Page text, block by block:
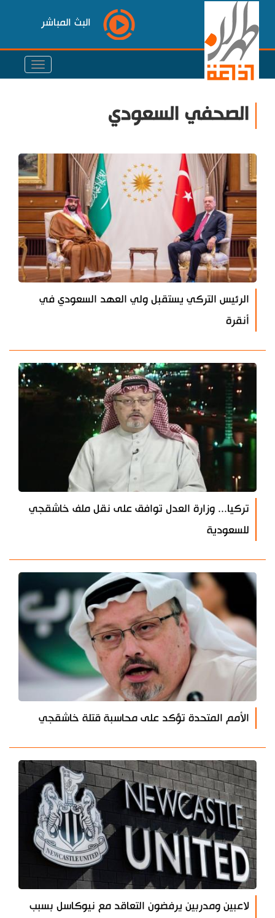
البث المباشر
الصحفي السعودي
الرئيس التركي يستقبل ولي العهد السعودي في
أنقرة
تركيا... وزارة العدل توافق على نقل ملف خاشقجي
للسعودية
الأمم المتحدة تؤكد على محاسبة قتلة خاشقجي
لاعبين ومدربين يرفضون التعاقد مع نيوكاسل بسبب